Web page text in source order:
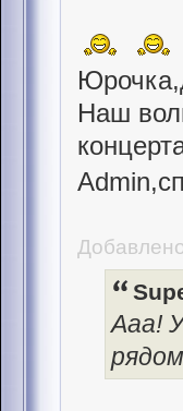
Наш
Ааа!